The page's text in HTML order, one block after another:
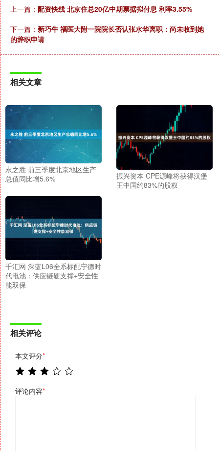
上一篇： 配资快线 北京住总20亿中期票据拟付息 利率3.55%
下一篇： 新巧牛 福医大附一院院长否认张水华离职：尚未收到她
的辞职申请
相关文章
永之胜 前三季度北京地区生产
总值同比增5.6%
振兴资本 CPE源峰将获得汉堡
王中国约83%的股权
千汇网 深蓝L06全系标配宁德时
代电池：供应链硬支撑+安全性
能双保
相关评论
本文评分*
评论内容*